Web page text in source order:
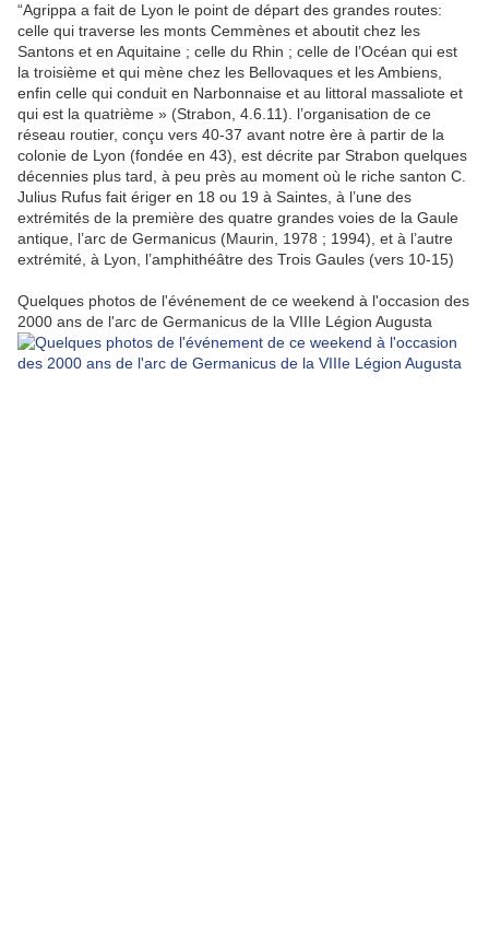
“Agrippa a fait de Lyon le point de départ des grandes routes:
celle qui traverse les monts Cemmènes et aboutit chez les
Santons et en Aquitaine ; celle du Rhin ; celle de l’Océan qui est
la troisième et qui mène chez les Bellovaques et les Ambiens,
enfin celle qui conduit en Narbonnaise et au littoral massaliote et
qui est la quatrième » (Strabon, 4.6.11). l’organisation de ce
réseau routier, conçu vers 40-37 avant notre ère à partir de la
colonie de Lyon (fondée en 43), est décrite par Strabon quelques
décennies plus tard, à peu près au moment où le riche santon C.
Julius Rufus fait ériger en 18 ou 19 à Saintes, à l’une des
extrémités de la première des quatre grandes voies de la Gaule
antique, l’arc de Germanicus (Maurin, 1978 ; 1994), et à l’autre
extrémité, à Lyon, l’amphithéâtre des Trois Gaules (vers 10-15)
Quelques photos de l'événement de ce weekend à l'occasion des
2000 ans de l'arc de Germanicus de la VIIIe Légion Augusta